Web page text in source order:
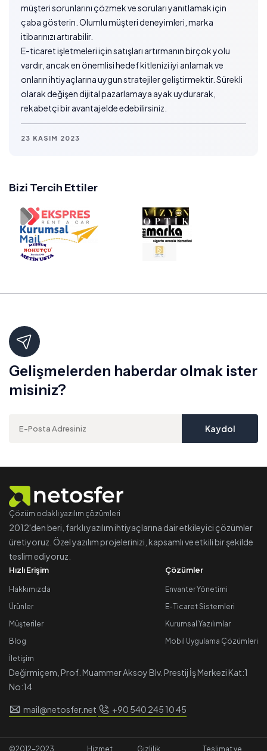
müşteri sorunlarını çözmek ve soruları yanıtlamak için
çaba gösterin. Olumlu müşteri deneyimleri, marka
itibarınızı artırabilir.
E-ticaret işletmeleri için satışları artırmanın birçok yolu
vardır, ancak en önemlisi hedef kitlenizi iyi anlamak ve
onların ihtiyaçlarına uygun stratejiler geliştirmektir. Sürekli
olarak değişen dijital pazarlamaya ayak uydurarak,
rekabetçi bir avantaj elde edebilirsiniz.
23 KASIM 2023
Bizi Tercih Ettiler
Gelişmelerden haberdar olmak ister
misiniz?
Kaydol
Çözüm odaklı yazılım çözümleri
2012'den beri, farklı yazılım ihtiyaçlarına dair etkileyici çözümler
üretiyoruz. Özel yazılım projelerinizi, kapsamlı ve etkili bir şekilde
teslim ediyoruz.
Hızlı Erişim
Hakkımızda
Ürünler
Müşteriler
Blog
İletişim
Çözümler
Envanter Yönetimi
E-Ticaret Sistemleri
Kurumsal Yazılımlar
Mobil Uygulama Çözümleri
Değirmiçem, Prof. Muammer Aksoy Blv. Prestij İş Merkezi Kat:1
No:14
mail@netosfer.net +90 540 245 10 45
©2012-2023 Hizmet Gizlilik Teslimat ve